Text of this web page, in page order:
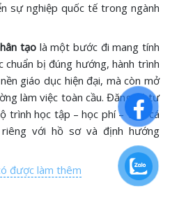
sự nghiệp quốc tế trong ngành
tạolà một bước đi mang tính
bị đúng hướng, hành trình
giáo dục hiện đại, mà còn mở
làm việc toàn cầu. Đăng ký tư
trình học tập – học phí – visa cá
với hồ sơ và định hướng
được làm thêm